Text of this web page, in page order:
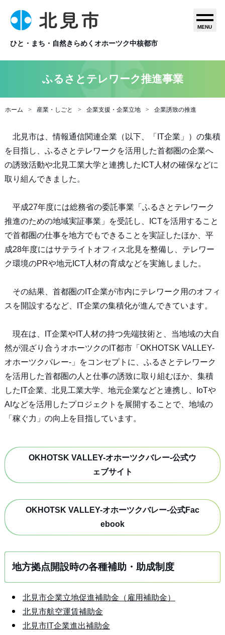
ひと・まち・自然きらめくオホーツク中核都市
MENU
ふるさとテレワーク推進事業
ホーム 産業・しごと 企業支援・企業立地 企業誘致の推進
北見市は、情報通信関連企業（以下、「IT企業」）の集積
を目指し、ふるさとテレワークを活用した首都圏の企業へ
の誘致活動や北見工業大学と連携したICT人材の確保などに
取り組んできました。
平成27年度には総務省の委託事業「ふるさとテレワーク
推進のための地域実証事業」を受託し、ICTを活用すること
で首都圏の仕事を地方でもできることを実証したほか、平
成28年度にはサテライトオフィス北見を整備し、テレワー
ク環境のPRや地元ICT人材の育成などを実施しました。
その結果、首都圏のIT企業が市内にテレワーク用のオフィ
スを開設するなど、IT企業の集積化が進んできています。
現在は、IT企業やIT人材の持つ先端技術と、当地域の大自
然が混ざり合うオホーツクのIT都市「OKHOTSK VALLEY-
オホーツクバレー-」をコンセプトに、ふるさとテレワーク
を活用した首都圏の人と仕事の誘致に取り組むほか、集積
したIT企業、北見工業大学、地元企業などと連携し、IoTや
AIなどを活用したプロジェクトを展開することで、地域の
「稼ぐ力」の向上を目指しています。
OKHOTSK VALLEY-オホーツクバレー-公式ウ
ェブサイト
OKHOTSK VALLEY-オホーツクバレー-公式Fac
ebook
地方拠点開設時の各種補助・助成制度
北見市企業立地促進補助金（雇用補助金）
北見市航空運賃補助金
北見市IT企業進出補助金